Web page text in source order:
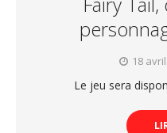
18
Le jeu sera